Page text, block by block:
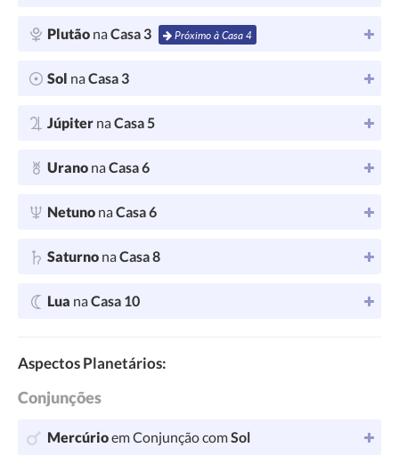
Plutão naCasa 3 Próximo à Casa 4
Sol naCasa 3
Júpiter naCasa 5
Urano naCasa 6
Netuno naCasa 6
Saturno naCasa 8
Lua naCasa 10
Aspectos Planetários:
Conjunções
Mercúrioem Conjunção comSol